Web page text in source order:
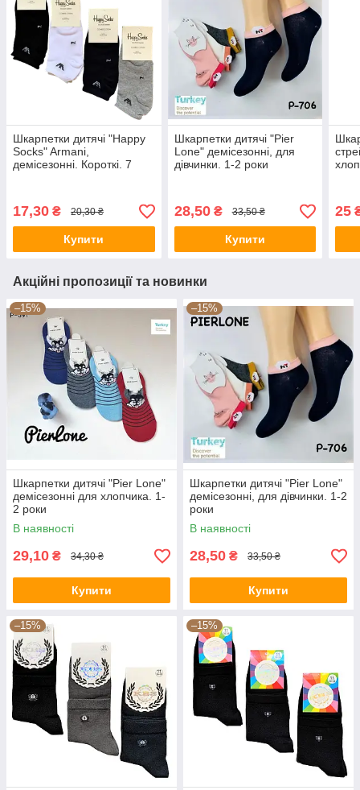
Шкарпетки дитячі "Happy
Socks" Armani,
демісезонні. Короткі. 7
17,30 ₴ 20,30 ₴
Купити
Шкарпетки дитячі "Pier
Lone" демісезонні, для
дівчинки. 1-2 роки
28,50₴ 33,50 ₴
Купити
25
Акційні пропозиції та новинки
–15%
Шкарпетки дитячі "Pier Lone"
демісезонні для хлопчика. 1-
2 роки
В наявності
29,10 ₴ 34,30 ₴
Купити
–15%
Шкарпетки дитячі "Pier Lone"
демісезонні, для дівчинки. 1-2
роки
В наявності
28,50 ₴ 33,50 ₴
Купити
–15% –15%